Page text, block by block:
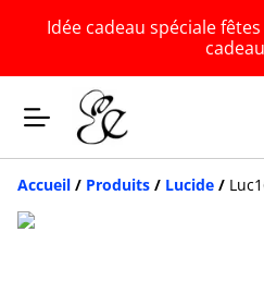
Idée cadeau spéciale
Accueil / Produits / Lucide /